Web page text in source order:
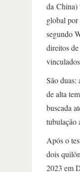
da China)
global por
segundo
direitos
São duas:
de alta
buscada
tubulação
Após o
dois
2023 em